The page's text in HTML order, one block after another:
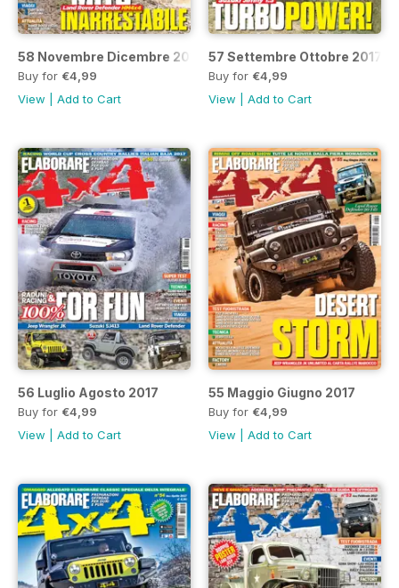
58 Novembre Dicembre 2017
Buy for €4,99
View
Add to Cart
57 Settembre Ottobre 2017
Buy for €4,99
View
Add to Cart
56 Luglio Agosto 2017
Buy for €4,99
View
Add to Cart
55 Maggio Giugno 2017
Buy for €4,99
View
Add to Cart